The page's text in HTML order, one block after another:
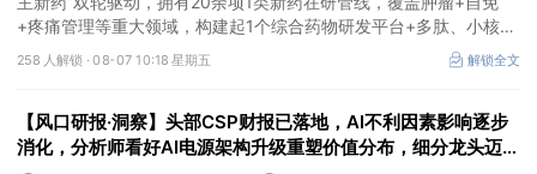
+疼痛管理等重大领域，构建起1个综合药物研发平台+多肽、小核
酸、CGT、小分子4个创新技术平台，创新转型成果正逐步兑现。
258 人解锁 ·08-07 10:18 星期五 解锁全文
【风口研报·洞察】头部CSP财报已落地，AI不利因素影响逐步
消化，分析师看好AI电源架构升级重塑价值分布，细分龙头迈入